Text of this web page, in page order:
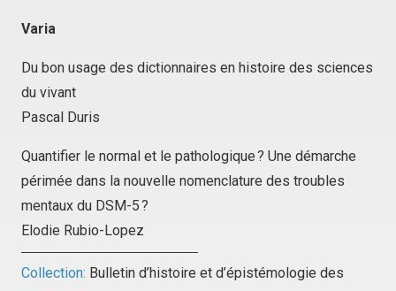
Varia
Du bon usage des dictionnaires en histoire des sciences
du vivant
Pascal Duris
Quantifier le normal et le pathologique ? Une démarche
périmée dans la nouvelle nomenclature des troubles
mentaux du DSM-5 ?
Elodie Rubio-Lopez
Collection: Bulletin d’histoire et d’épistémologie des